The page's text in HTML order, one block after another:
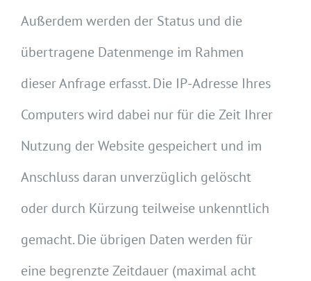
Außerdem werden der Status und die
übertragene Datenmenge im Rahmen
dieser Anfrage erfasst. Die IP-Adresse Ihres
Computers wird dabei nur für die Zeit Ihrer
Nutzung der Website gespeichert und im
Anschluss daran unverzüglich gelöscht
oder durch Kürzung teilweise unkenntlich
gemacht. Die übrigen Daten werden für
eine begrenzte Zeitdauer (maximal acht